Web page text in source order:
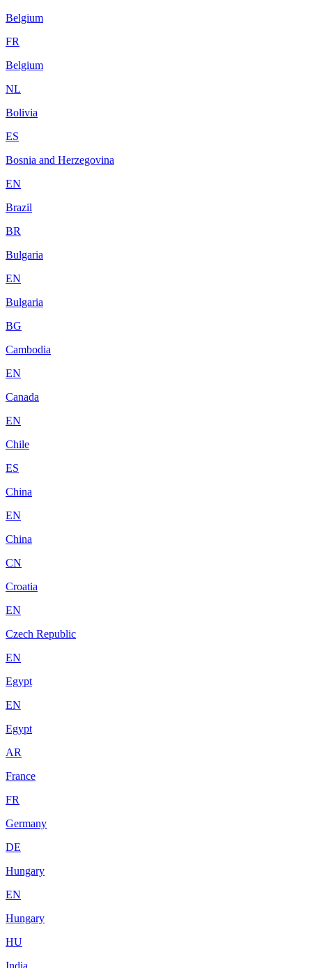
Belgium
FR
Belgium
NL
Bolivia
ES
Bosnia and Herzegovina
EN
Brazil
BR
Bulgaria
EN
Bulgaria
BG
Cambodia
EN
Canada
EN
Chile
ES
China
EN
China
CN
Croatia
EN
Czech Republic
EN
Egypt
EN
Egypt
AR
France
FR
Germany
DE
Hungary
EN
Hungary
HU